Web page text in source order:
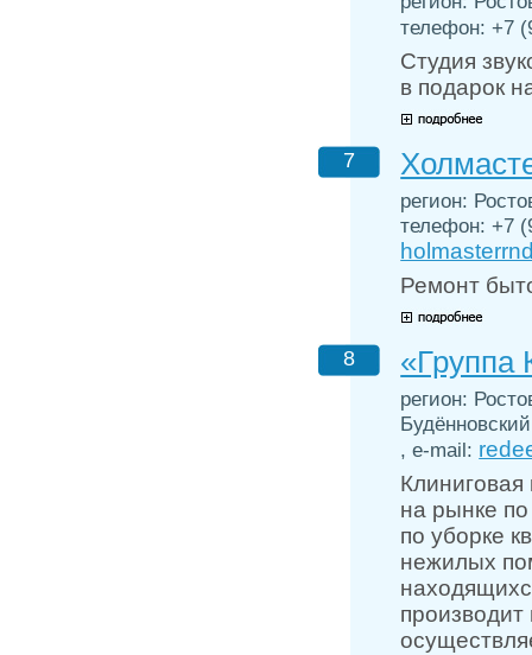
телефон: +7
Студия
в подарок
7
регион:
телефон: +7
Ремонт
8
регион:
, e-mail:
на рынке
по уборке
нежилых